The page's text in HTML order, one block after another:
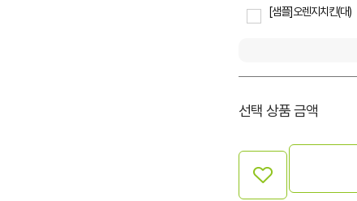
[샘플]오렌지치킨(대)
선택 상품 금액